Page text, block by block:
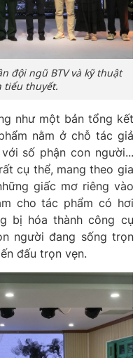
đội ngũ BTV và kỹ thuật
tiểu thuyết.
như một bản tổng kết
nằm ở chỗ tác giả
số phận con người...
cụ thể, mang theo gia
giấc mơ riêng vào
cho tác phẩm có hơi
bị hóa thành công cụ
người đang sống trọn
đấu trọn vẹn.